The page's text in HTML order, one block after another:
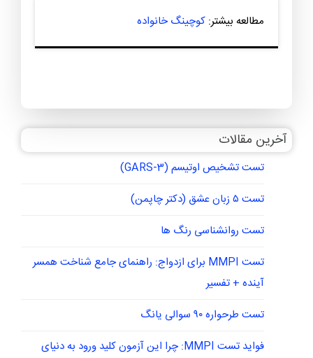
مطالعه بیشتر: کوچینگ خانواده
آخرین مقالات
تست تشخیص اوتیسم (GARS-3)
تست ۵ زبان عشق (دکتر چاپمن)
تست روانشناسی رنگ ها
تست MMPI برای ازدواج: راهنمای جامع شناخت همسر
آینده + تفسیر
تست طرحواره ۹۰ سوالی یانگ
فواید تست MMPI: چرا این آزمون کلید ورود به دنیای